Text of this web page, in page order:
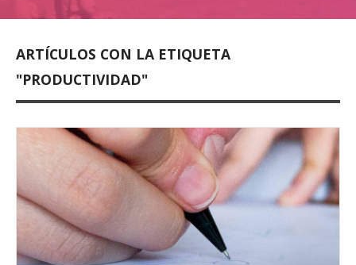
ARTÍCULOS CON LA ETIQUETA
"PRODUCTIVIDAD"